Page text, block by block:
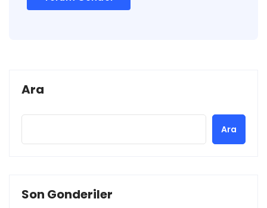
Ara
Ara
Son Gonderiler